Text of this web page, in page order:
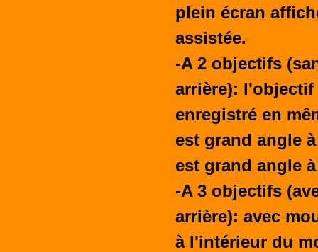
plein écran
assistée.
-A 2 objectifs
arrière):
enregistré en
est grand angle
est grand angle à
-A 3 objectifs
arrière): avec
à l'intérieur du